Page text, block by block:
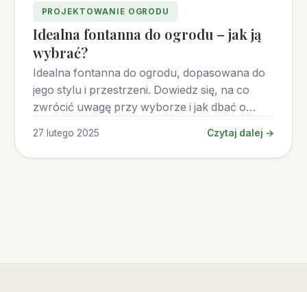
PROJEKTOWANIE OGRODU
Idealna fontanna do ogrodu – jak ją
wybrać?
Idealna fontanna do ogrodu, dopasowana do
jego stylu i przestrzeni. Dowiedz się, na co
zwrócić uwagę przy wyborze i jak dbać o
27 lutego 2025 Czytaj dalej →